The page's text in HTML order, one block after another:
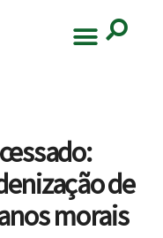
de
morais